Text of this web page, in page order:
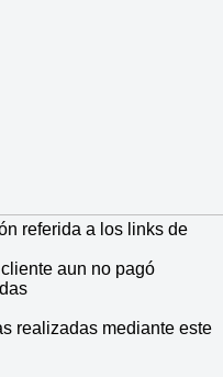
referida a los links de
aun no pagó
realizadas mediante este